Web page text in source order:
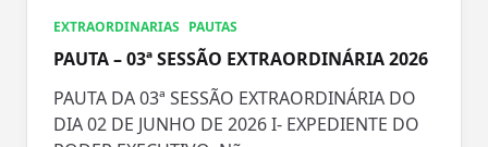
EXTRAORDINARIAS PAUTAS
PAUTA – 03ª SESSÃO EXTRAORDINÁRIA 2026
PAUTA DA 03ª SESSÃO EXTRAORDINÁRIA DO
DIA 02 DE JUNHO DE 2026 I- EXPEDIENTE DO